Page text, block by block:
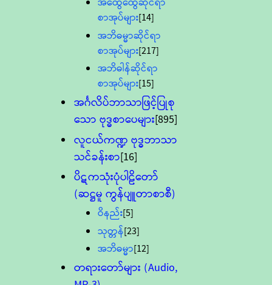
စာအုပ်များ[14]
အဘိဓမ္မာဆိုင်ရာ
စာအုပ်များ[217]
အဘိဓါန်ဆိုင်ရာ
စာအုပ်များ[15]
အင်္ဂလိပ်ဘာသာဖြင့်ပြုစု
သော ဗုဒ္ဓစာပေများ[895]
လူငယ်ကဏ္ဍ ဗုဒ္ဓဘာသာ
သင်ခန်းစာ[16]
ပိဋကသုံးပုံပါဠိတော်
(ဆဋ္ဌမူ ကွန်ပျူတာစာစီ)
ဝိနည်း[5]
သုတ္တန်[23]
အဘိဓမ္မာ[12]
တရားတော်များ (Audio,